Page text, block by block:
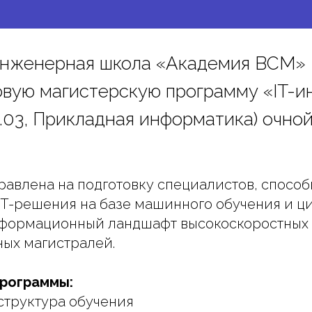
школа «Академия ВСМ»
магистерскую программу «IT-
Прикладная информатика)
на подготовку специалистов,
решения на базе машинного обучения и
ландшафт высокоскоростных
магистралей.
обучения